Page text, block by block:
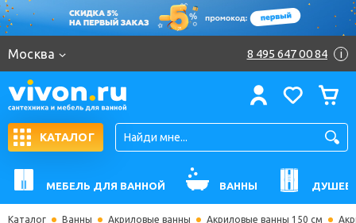
Москва 8 495 647 00 84 i
КАТАЛОГ
МЕБЕЛЬ ДЛЯ ВАННОЙ ВАННЫ
Каталог Ванны Акриловые ванны Акриловые ванны 150 см